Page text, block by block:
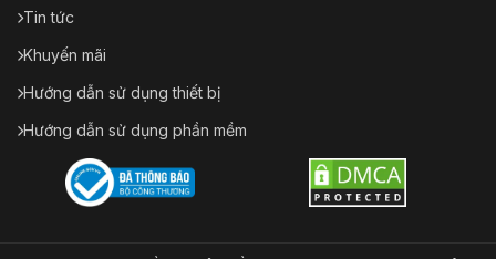
Tin tức
Khuyến mãi
Hướng dẫn sử dụng thiết bị
Hướng dẫn sử dụng phần mềm